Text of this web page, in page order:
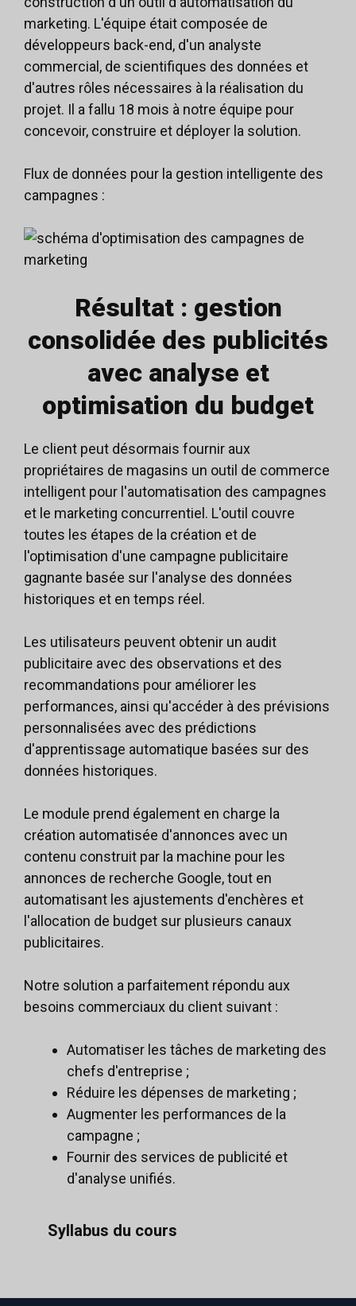
marketing. L'équipe était composée de
développeurs back-end, d'un analyste
commercial, de scientifiques des données et
d'autres rôles nécessaires à la réalisation du
projet. Il a fallu 18 mois à notre équipe pour
concevoir, construire et déployer la solution.
Flux de données pour la gestion intelligente des
campagnes :
Résultat : gestion
consolidée des publicités
avec analyse et
optimisation du budget
Le client peut désormais fournir aux
propriétaires de magasins un outil de commerce
intelligent pour l'automatisation des campagnes
et le marketing concurrentiel. L'outil couvre
toutes les étapes de la création et de
l'optimisation d'une campagne publicitaire
gagnante basée sur l'analyse des données
historiques et en temps réel.
Les utilisateurs peuvent obtenir un audit
publicitaire avec des observations et des
recommandations pour améliorer les
performances, ainsi qu'accéder à des prévisions
personnalisées avec des prédictions
d'apprentissage automatique basées sur des
données historiques.
Le module prend également en charge la
création automatisée d'annonces avec un
contenu construit par la machine pour les
annonces de recherche Google, tout en
automatisant les ajustements d'enchères et
l'allocation de budget sur plusieurs canaux
publicitaires.
Notre solution a parfaitement répondu aux
besoins commerciaux du client suivant :
Automatiser les tâches de marketing des
chefs d'entreprise ;
Réduire les dépenses de marketing ;
Augmenter les performances de la
campagne ;
Fournir des services de publicité et
d'analyse unifiés.
Syllabus du cours